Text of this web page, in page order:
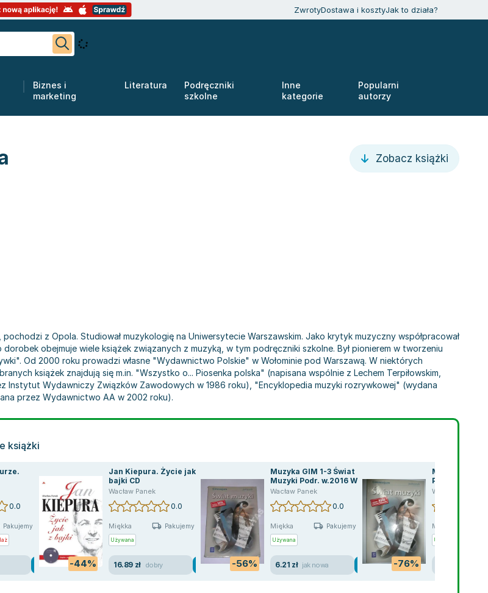
ZwrotyDostawa i kosztyJak to działa?
Biznes i
marketing
Literatura
Podręczniki
szkolne
Inne
kategorie
Popularni
autorzy
Zobacz książki
z Opola. Studiował muzykologię na Uniwersytecie Warszawskim. Jako krytyk muzyczny współpracował
obejmuje wiele książek związanych z muzyką, w tym podręczniki szkolne. Był pionierem w tworzeniu
Od 2000 roku prowadzi własne "Wydawnictwo Polskie" w Wołominie pod Warszawą. W niektórych
książek znajdują się m.in. "Wszystko o... Piosenka polska" (napisana wspólnie z Lechem Terpiłowskim,
Instytut Wydawniczy Związków Zawodowych w 1986 roku), "Encyklopedia muzyki rozrywkowej" (wydana
przez Wydawnictwo AA w 2002 roku).
książki
0.0
Pakujemy jutro
-44%
Jan Kiepura. Życie jak z
bajki CD
Wacław Panek
0.0
Miękka Pakujemy jutro
Używana
16.89 zł dobry -56%
Muzyka GIM 1-3 Świat
Muzyki Podr. w.2016 WSiP
Wacław Panek
0.0
Miękka Pakujemy jutro
Używana
6.21 zł jak nowa -76%
Muzyka GIM
Podręcznik
Wacław Panek
Miękka